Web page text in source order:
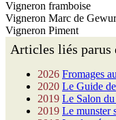
Vigneron framboise
Vigneron Marc de
Vigneron Piment
Articles liés parus
2026 Fromages
2020 Le Guide
2019 Le Salon
2019 Le munster